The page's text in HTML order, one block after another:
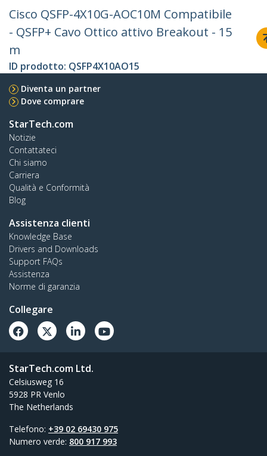
Cisco QSFP-4X10G-AOC10M Compatibile
- QSFP+ Cavo Ottico attivo Breakout - 15
m
ID prodotto: QSFP4X10AO15
Diventa un partner
Dove comprare
StarTech.com
Notizie
Contattateci
Chi siamo
Carriera
Qualità e Conformità
Blog
Assistenza clienti
Knowledge Base
Drivers and Downloads
Support FAQs
Assistenza
Norme di garanzia
Collegare
StarTech.com Ltd.
Celsiusweg 16
5928 PR Venlo
The Netherlands
Telefono: +39 02 69430 975
Numero verde: 800 917 993